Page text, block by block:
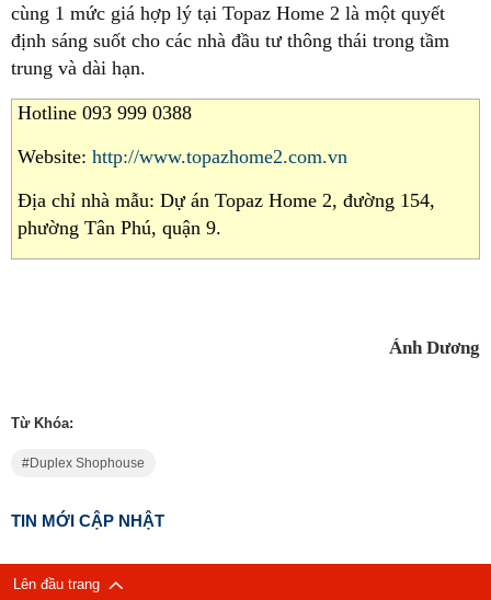
cùng 1 mức giá hợp lý tại Topaz Home 2 là một quyết
định sáng suốt cho các nhà đầu tư thông thái trong tầm
trung và dài hạn.
Hotline 093 999 0388
Website: http://www.topazhome2.com.vn
Địa chỉ nhà mẫu: Dự án Topaz Home 2, đường 154,
phường Tân Phú, quận 9.
Ánh Dương
Từ Khóa:
Duplex Shophouse
TIN MỚI CẬP NHẬT
Lên đầu trang